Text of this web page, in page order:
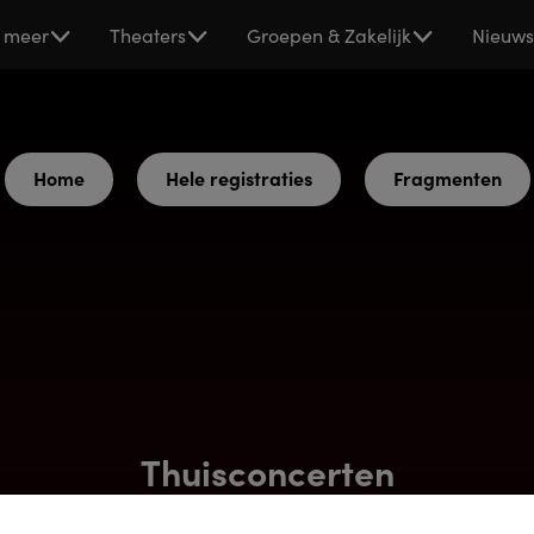
meer Theaters Groepen & Zakelijk Nieuws
Home Hele registraties Fragmenten
Thuisconcerten
uit bekende musicals, in prachtige thuisconcerten door